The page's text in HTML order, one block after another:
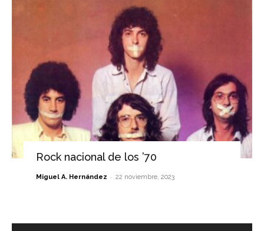
Rock nacional de los ’70
Miguel A. Hernández - 22 noviembre, 2023